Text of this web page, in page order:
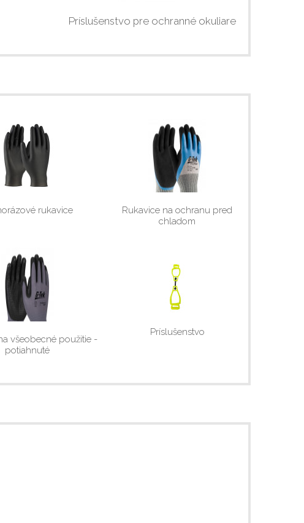
Príslušenstvo pre ochranné okuliare
rukavice
Rukavice na ochranu pred
chladom
všeobecné použitie -
potiahnuté
Príslušenstvo